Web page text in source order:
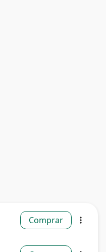
Comprar more_vert